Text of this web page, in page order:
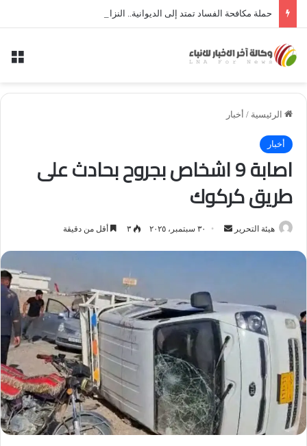
الرئيسية / أخبار
أخبار
اصابة 9 اشخاص بجروح بحادث على
طريق كركوك
هيئة التحرير
أرسل
٣٠ سبتمبر، ٢٠٢٥ ٣ أقل من دقيقة